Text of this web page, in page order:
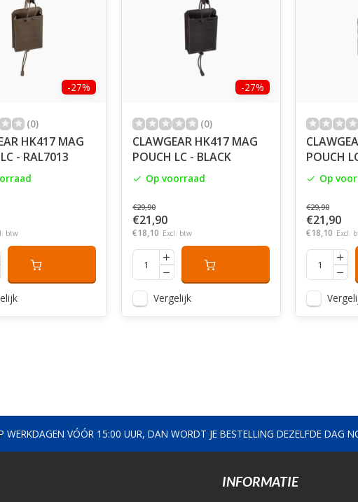
-27%
(0)
HK417 MAG
- RAL7013
btw
-27%
(0)
CLAWGEAR HK417 MAG
POUCH LC - BLACK
Op voorraad
€29,90
€21,90
€18,10 Excl. btw
Vergelijk
POUCH
Op
€29,90
€21,90
€18,10 Excl.
WERKDAGEN VÓÓR 15:00 UUR, DAN WORDT JE BESTELLING DEZELFDE DAG
INFORMATIE